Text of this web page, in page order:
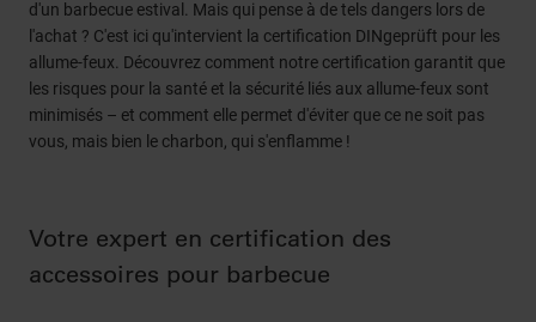
d'un barbecue estival. Mais qui pense à de tels dangers lors de
l'achat ? C'est ici qu'intervient la certification DINgeprüft pour les
allume-feux. Découvrez comment notre certification garantit que
les risques pour la santé et la sécurité liés aux allume-feux sont
minimisés – et comment elle permet d'éviter que ce ne soit pas
vous, mais bien le charbon, qui s'enflamme !
Votre expert en certification des
accessoires pour barbecue